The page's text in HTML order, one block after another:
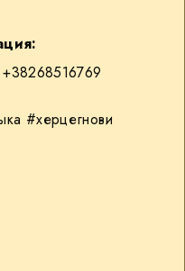
#херцегнови